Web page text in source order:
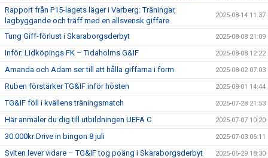
Rapport från P15-lagets läger i Varberg: Träningar,
lagbyggande och träff med en allsvensk giffare
2025-08-14 11:37
Tung Giff-förlust i Skaraborgsderbyt 2025-08-08 21:09
Inför: Lidköpings FK – Tidaholms G&IF 2025-08-08 12:22
Amanda och Adam ser till att hålla giffarna i form 2025-08-02 07:03
Ruben förstärker TG&IF inför hösten 2025-08-01 14:44
TG&IF föll i kvällens träningsmatch 2025-07-28 21:53
Här anmäler du dig till utbildningen UEFA C 2025-07-07 10:20
30.000kr Drive in bingon 8 juli 2025-07-03 06:11
Sviten lever vidare – TG&IF tog poäng i Skaraborgsderbyt 2025-06-29 18:30